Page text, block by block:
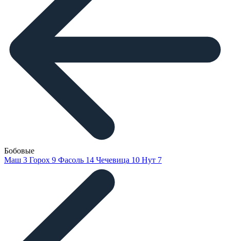
Бобовые
Маш 3 Горох 9 Фасоль 14 Чечевица 10 Нут 7